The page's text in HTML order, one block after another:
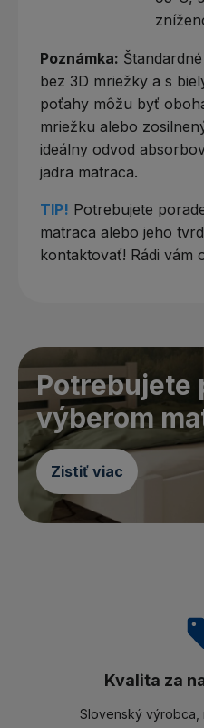
Poznámka:
bez 3D mriežky a s
poťahy môžu byť
mriežku alebo
ideálny odvod
jadra matraca.
TIP! Potrebujete
matraca alebo jeho
kontaktovať! Rádi vám
Potrebujete
výberom
Zistiť viac
Kvalita za
Slovenský